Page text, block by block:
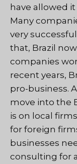
have allowed
Many
very
that, Brazil
companies
recent years,
pro-business.
move into the
is on local
for foreign
businesses
consulting for